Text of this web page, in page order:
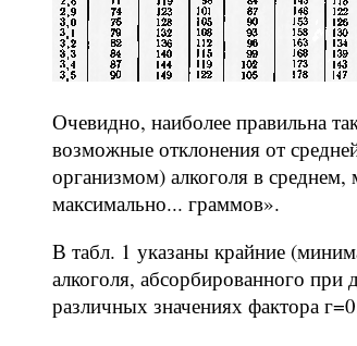
Очевидно, наиболее правильна
возможные отклонения от
организмом) алкоголя в
максимально... граммов».
В табл. 1 указаны крайние
алкоголя, абсорбированного при
различных значениях фактора